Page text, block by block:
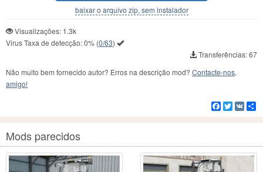
baixar o arquivo zip, sem instalador
Visualizações: 1.3k
Virus Taxa de detecção:0% (0/63)
Transferências: 67
Não muito bem fornecido autor? Erros na descrição mod? Contacte-nos,
amigo!
Facebook
Twitter
VK
Mods parecidos